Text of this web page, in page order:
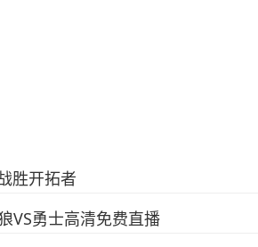
胜开拓者
VS勇士高清免费直播